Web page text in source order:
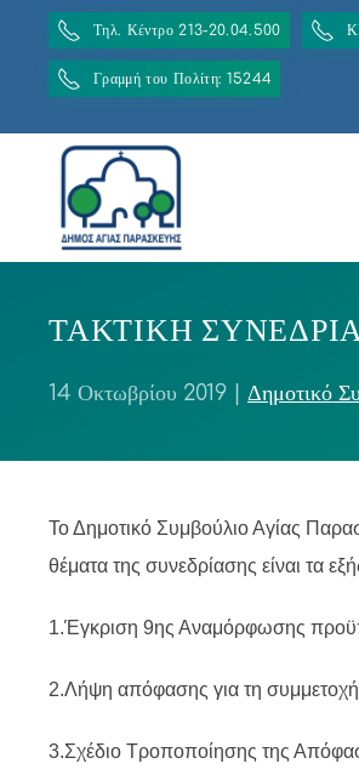
Τηλ. Κέντρο 213-20.04.500
Γραμμή του Πολίτη: 15244
ΤΑΚΤΙΚΗ
14 Οκτωβρίου 2019 Δημοτικό
Το Δημοτικό Συμβούλιο Αγίας
θέματα της συνεδρίασης είναι τα
1.Έγκριση 9ης Αναμόρφωσης
2.Λήψη απόφασης για τη
3.Σχέδιο Τροποποίησης της